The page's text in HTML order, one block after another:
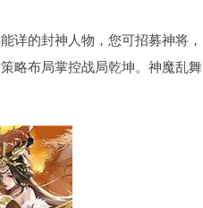
详的封神人物，您可招募神将，
略布局掌控战局乾坤。神魔乱舞